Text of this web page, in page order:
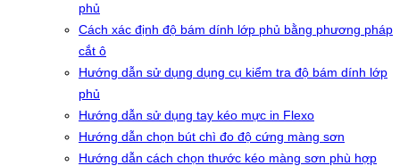
phủ
Cách xác định độ bám dính lớp phủ bằng phương pháp
cắt ô
Hướng dẫn sử dụng dụng cụ kiểm tra độ bám dính lớp
phủ
Hướng dẫn sử dụng tay kéo mực in Flexo
Hướng dẫn chọn bút chì đo độ cứng màng sơn
Hướng dẫn cách chọn thước kéo màng sơn phù hợp